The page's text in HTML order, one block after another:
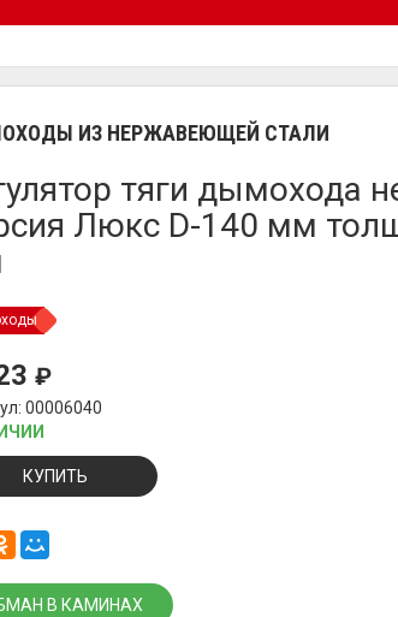
ИЗ НЕРЖАВЕЮЩЕЙ СТАЛИ
тяги дымохода
Люкс D-140 мм
₽
00006040
КУПИТЬ
В КАМИНАХ